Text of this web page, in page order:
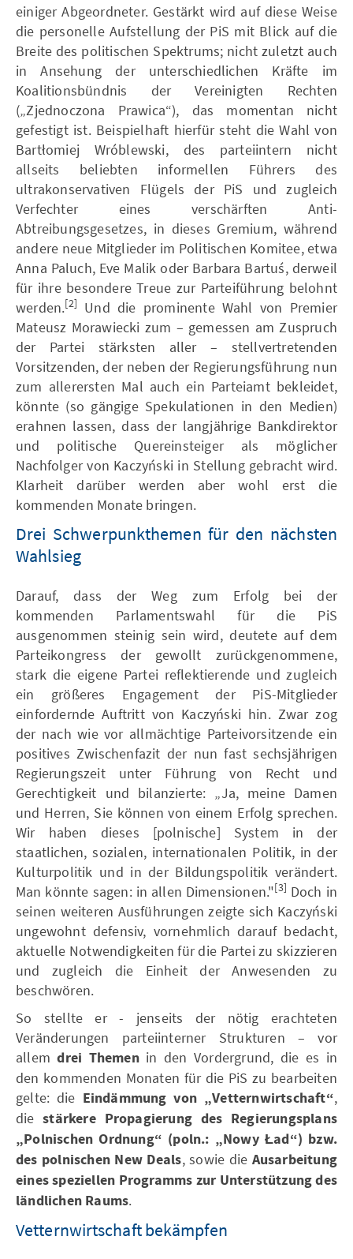
einiger Abgeordneter. Gestärkt wird auf diese Weise
die personelle Aufstellung der PiS mit Blick auf die
Breite des politischen Spektrums; nicht zuletzt auch
in Ansehung der unterschiedlichen Kräfte im
Koalitionsbündnis der Vereinigten Rechten
(„Zjednoczona Prawica“), das momentan nicht
gefestigt ist. Beispielhaft hierfür steht die Wahl von
Bartłomiej Wróblewski, des parteiintern nicht
allseits beliebten informellen Führers des
ultrakonservativen Flügels der PiS und zugleich
Verfechter eines verschärften Anti-
Abtreibungsgesetzes, in dieses Gremium, während
andere neue Mitglieder im Politischen Komitee, etwa
Anna Paluch, Eve Malik oder Barbara Bartuś, derweil
für ihre besondere Treue zur Parteiführung belohnt
werden.[2]
Und die prominente Wahl von Premier
Mateusz Morawiecki zum – gemessen am Zuspruch
der Partei stärksten aller – stellvertretenden
Vorsitzenden, der neben der Regierungsführung nun
zum allerersten Mal auch ein Parteiamt bekleidet,
könnte (so gängige Spekulationen in den Medien)
erahnen lassen, dass der langjährige Bankdirektor
und politische Quereinsteiger als möglicher
Nachfolger von Kaczyński in Stellung gebracht wird.
Klarheit darüber werden aber wohl erst die
kommenden Monate bringen.
Drei Schwerpunkthemen für den nächsten
Wahlsieg
Darauf, dass der Weg zum Erfolg bei der
kommenden Parlamentswahl für die PiS
ausgenommen steinig sein wird, deutete auf dem
Parteikongress der gewollt zurückgenommene,
stark die eigene Partei reflektierende und zugleich
ein größeres Engagement der PiS-Mitglieder
einfordernde Auftritt von Kaczyński hin. Zwar zog
der nach wie vor allmächtige Parteivorsitzende ein
positives Zwischenfazit der nun fast sechsjährigen
Regierungszeit unter Führung von Recht und
Gerechtigkeit und bilanzierte: „Ja, meine Damen
und Herren, Sie können von einem Erfolg sprechen.
Wir haben dieses [polnische] System in der
staatlichen, sozialen, internationalen Politik, in der
Kulturpolitik und in der Bildungspolitik verändert.
Man könnte sagen: in allen Dimensionen."[3] Doch in
seinen weiteren Ausführungen zeigte sich Kaczyński
ungewohnt defensiv, vornehmlich darauf bedacht,
aktuelle Notwendigkeiten für die Partei zu skizzieren
und zugleich die Einheit der Anwesenden zu
beschwören.
So stellte er - jenseits der nötig erachteten
Veränderungen parteiinterner Strukturen – vor
allemdrei Themenin den Vordergrund, die es in
den kommenden Monaten für die PiS zu bearbeiten
gelte: die Eindämmung von „Vetternwirtschaft“,
diestärkere Propagierung des Regierungsplans
„Polnischen Ordnung“ (poln.: „Nowy Ład“) bzw.
des polnischen New Deals, sowie die Ausarbeitung
eines speziellen Programms zur Unterstützung des
ländlichen Raums.
Vetternwirtschaft bekämpfen